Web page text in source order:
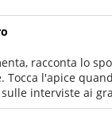
racconta lo
Tocca l'apice
interviste ai